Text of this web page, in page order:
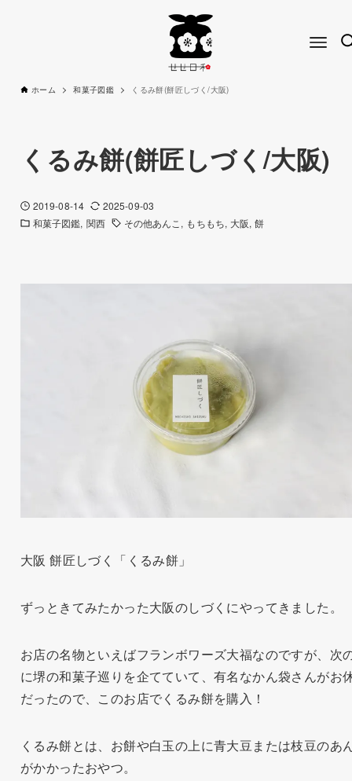
ホーム 和菓子図鑑 くるみ餅(餅匠しづく/大阪)
くるみ餅(餅匠しづく/大阪)
2019-08-14
2025-09-03
和菓子図鑑 関西 その他あんこ もちもち 大阪 餅
大阪 餅匠しづく「くるみ餅」
ずっときてみたかった大阪のしづくにやってきました。
お店の名物といえばフランボワーズ大福なのですが、次
に堺の和菓子巡りを企てていて、有名なかん袋さんがお
だったので、このお店でくるみ餅を購入！
くるみ餅とは、お餅や白玉の上に青大豆または枝豆のあ
がかかったおやつ。